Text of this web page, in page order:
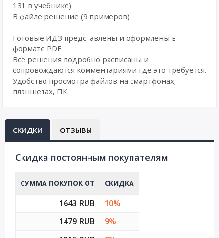
131 в учебнике)
В файле решение (9 примеров)
Готовые ИДЗ представлены и оформлены в
формате PDF.
Все решения подробно расписаны и
сопровождаются комментариями где это требуется.
Удобство просмотра файлов на смартфонах,
планшетах, ПК.
СКИДКИ ОТЗЫВЫ
Cкидка постоянным покупателям
СУММА ПОКУПОК ОТ СКИДКА
1643 RUB
10%
1479 RUB
9%